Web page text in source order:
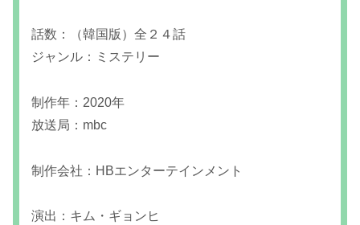
話数：（韓国版）全２４話
ジャンル：ミステリー
制作年：2020年
放送局：mbc
制作会社：HBエンターテインメント
演出：キム・ギョンヒ